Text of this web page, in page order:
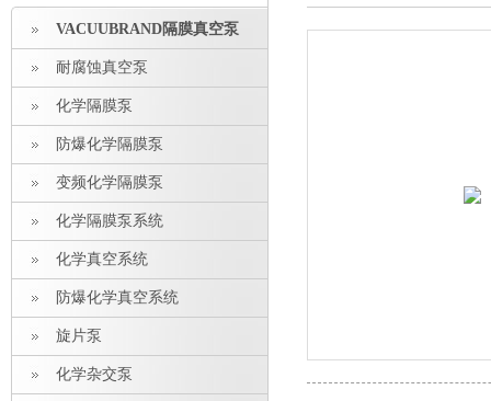
VACUUBRAND隔膜真空泵
耐腐蚀真空泵
化学隔膜泵
防爆化学隔膜泵
变频化学隔膜泵
化学隔膜泵系统
化学真空系统
防爆化学真空系统
旋片泵
化学杂交泵